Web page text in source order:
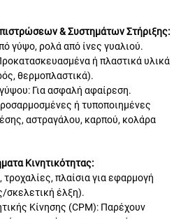
& Συστημάτων Στήριξης:
γύψο, ρολά από ίνες γυαλιού.
ή πλαστικά υλικά
θερμοπλαστικά).
Για ασφαλή αφαίρεση.
ή τυποποιημένες
αστραγάλου, καρπού, κολάρα
Κινητικότητας:
πλαίσια για εφαρμογή
σκελετική έλξη).
Κίνησης (CPM): Παρέχουν